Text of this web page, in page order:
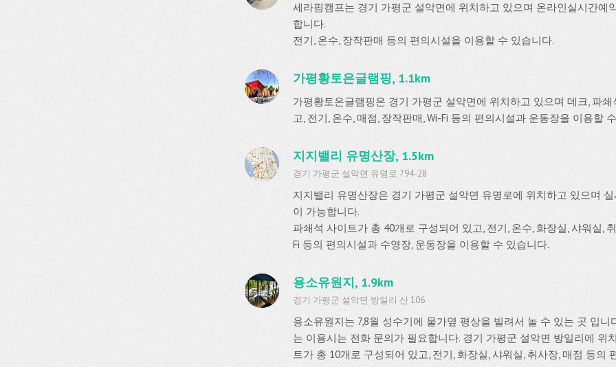
세라핌캠프는 경기 가평군 설악면에 위치하고 있으며 온라인실시간예
합니다.
전기, 온수, 장작판매 등의 편의시설을 이용할 수 있습니다.
가평황토은글램핑, 1.1km
가평황토은글램핑은 경기 가평군 설악면에 위치하고 있으며 데크, 파
고, 전기, 온수, 매점, 장작판매, Wi-Fi 등의 편의시설과 운동장을 이용할
지지밸리 유명산장, 1.5km
경기 가평군 설악면 유명로 794-28
지지밸리 유명산장은 경기 가평군 설악면 유명로에 위치하고 있으며
이 가능합니다.
파쇄석 사이트가 총 40개로 구성되어 있고, 전기, 온수, 화장실, 샤워실,
Fi 등의 편의시설과 수영장, 운동장을 이용할 수 있습니다.
용소유원지, 1.9km
경기 가평군 설악면 방일리 산 106
용소유원지는 7,8월 성수기에 물가옆 평상을 빌려서 놀 수 있는 곳 입니
는 이용시는 전화 문의가 필요합니다. 경기 가평군 설악면 방일리에 위
트가 총 10개로 구성되어 있고, 전기, 화장실, 샤워실, 취사장, 매점 등의